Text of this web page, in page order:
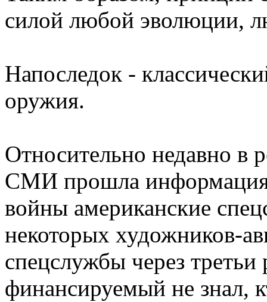
силой любой эволюции,
Напоследок -
оружия.
Относительно недавно в
СМИ прошла
войны американские
некоторых художников-
спецслужбы через
финансируемый не знал,